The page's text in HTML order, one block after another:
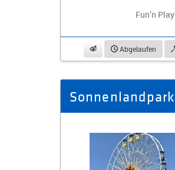
Fun’n Play
beobachtenAbgelaufen